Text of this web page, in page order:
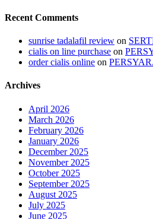
Recent Comments
sunrise tadalafil review on
cialis on line purchase on
order cialis online on
Archives
April 2026
March 2026
February 2026
January 2026
December 2025
November 2025
October 2025
September 2025
August 2025
July 2025
June 2025